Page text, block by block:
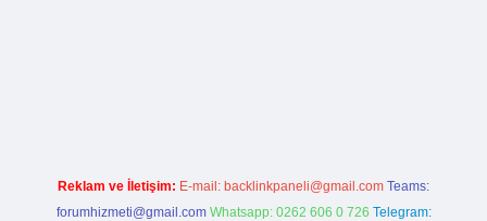
Reklam ve İletişim: E-mail: backlinkpaneli@gmail.com Teams:
forumhizmeti@gmail.com Whatsapp: 0262 606 0 726 Telegram: